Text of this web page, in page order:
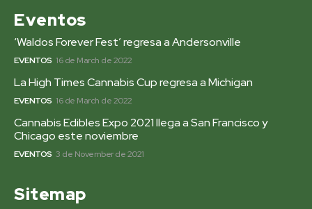
Eventos
‘Waldos Forever Fest’ regresa a Andersonville
EVENTOS 16 de March de 2022
La High Times Cannabis Cup regresa a Michigan
EVENTOS 16 de March de 2022
Cannabis Edibles Expo 2021 llega a San Francisco y
Chicago este noviembre
EVENTOS 3 de November de 2021
Sitemap